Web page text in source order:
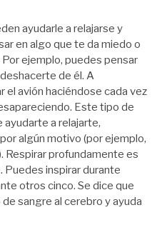
ayudarle a relajarse y
en algo que te da miedo o
ejemplo, puedes pensar
de él. A
el avión haciéndose cada vez
Este tipo de
ayudarte a relajarte,
algún motivo (por ejemplo,
Respirar profundamente es
Puedes inspirar durante
otros cinco. Se dice que
sangre al cerebro y ayuda